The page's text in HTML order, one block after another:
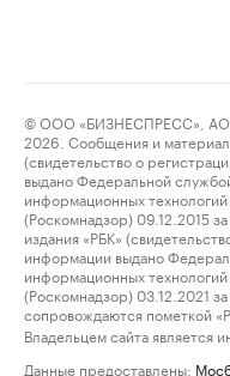
© ООО «БИЗНЕСПРЕСС»,
2026. Сообщения и
(свидетельство о
выдано Федеральной
информационных
(Роскомнадзор) 09.12.2015
издания «РБК»
информации выдано
информационных
(Роскомнадзор) 03.12.2021
сопровождаются пометкой
Владельцем сайта является
Данные предоставлены: